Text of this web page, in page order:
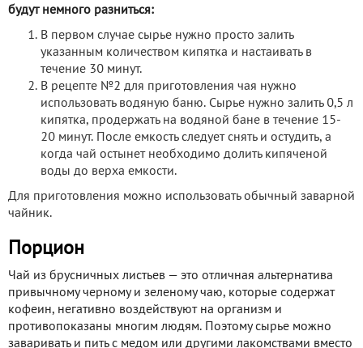
будут немного разниться:
В первом случае сырье нужно просто залить
указанным количеством кипятка и настаивать в
течение 30 минут.
В рецепте №2 для приготовления чая нужно
использовать водяную баню. Сырье нужно залить 0,5 л
кипятка, продержать на водяной бане в течение 15-
20 минут. После емкость следует снять и остудить, а
когда чай остынет необходимо долить кипяченой
воды до верха емкости.
Для приготовления можно использовать обычный заварной
чайник.
Порцион
Чай из брусничных листьев — это отличная альтернатива
привычному черному и зеленому чаю, которые содержат
кофеин, негативно воздействуют на организм и
противопоказаны многим людям. Поэтому сырье можно
заваривать и пить с медом или другими лакомствами вместо